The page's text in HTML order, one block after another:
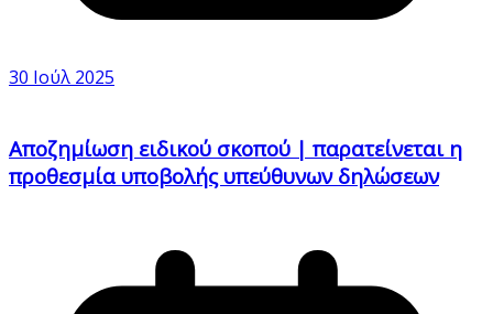
30 Ιούλ 2025
Αποζημίωση ειδικού σκοπού | παρατείνεται η
προθεσμία υποβολής υπεύθυνων δηλώσεων